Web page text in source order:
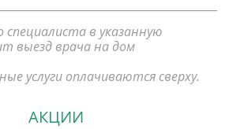
специалиста в указанную
выезд врача на дом
услуги оплачиваются сверху.
АКЦИИ